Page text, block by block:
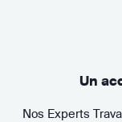
Un
Nos Experts